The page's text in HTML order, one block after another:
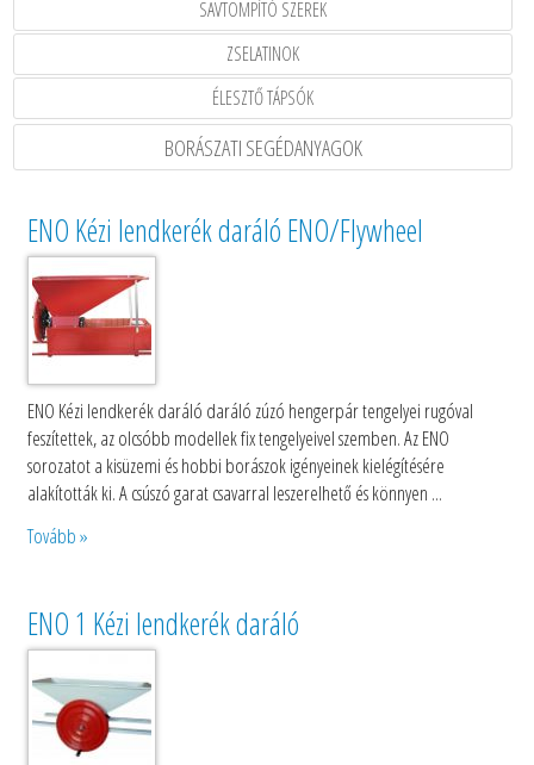
SAVTOMPÍTÓ SZEREK
ZSELATINOK
ÉLESZTŐ TÁPSÓK
BORÁSZATI SEGÉDANYAGOK
ENO Kézi lendkerék daráló ENO/Flywheel
ENO Kézi lendkerék daráló daráló zúzó hengerpár tengelyei rugóval
feszítettek, az olcsóbb modellek fix tengelyeivel szemben. Az ENO
sorozatot a kisüzemi és hobbi borászok igényeinek kielégítésére
alakították ki. A csúszó garat csavarral leszerelhető és könnyen ...
Tovább »
ENO 1 Kézi lendkerék daráló